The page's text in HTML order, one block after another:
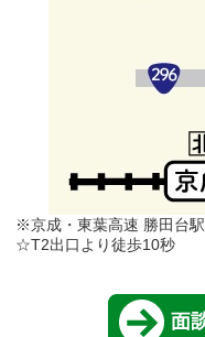
※京成・東葉高速 勝田台駅
☆T2出口より徒歩10秒